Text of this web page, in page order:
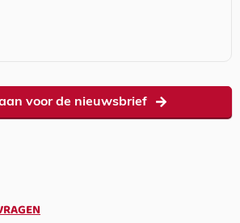
voor de nieuwsbrief